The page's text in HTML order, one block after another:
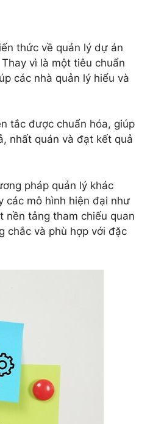
thức về quản lý dự án
vì là một tiêu chuẩn
các nhà quản lý hiểu và
tắc được chuẩn hóa, giúp
nhất quán và đạt kết quả
pháp quản lý khác
các mô hình hiện đại như
nền tảng tham chiếu quan
chắc và phù hợp với đặc